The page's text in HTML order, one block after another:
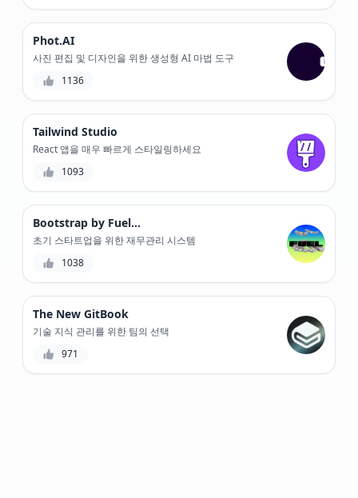
Phot.AI
사진 편집 및 디자인을 위한 생성형 AI 마법 도구
1136
Tailwind Studio
React 앱을 매우 빠르게 스타일링하세요
1093
Bootstrap by Fuelfinance
초기 스타트업을 위한 재무관리 시스템
1038
The New GitBook
기술 지식 관리를 위한 팀의 선택
971